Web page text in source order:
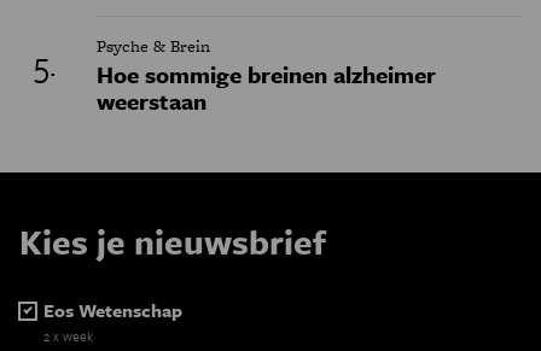
Psyche & Brein
Hoe sommige breinen alzheimer
weerstaan
Kies je nieuwsbrief
Eos Wetenschap
2 x week